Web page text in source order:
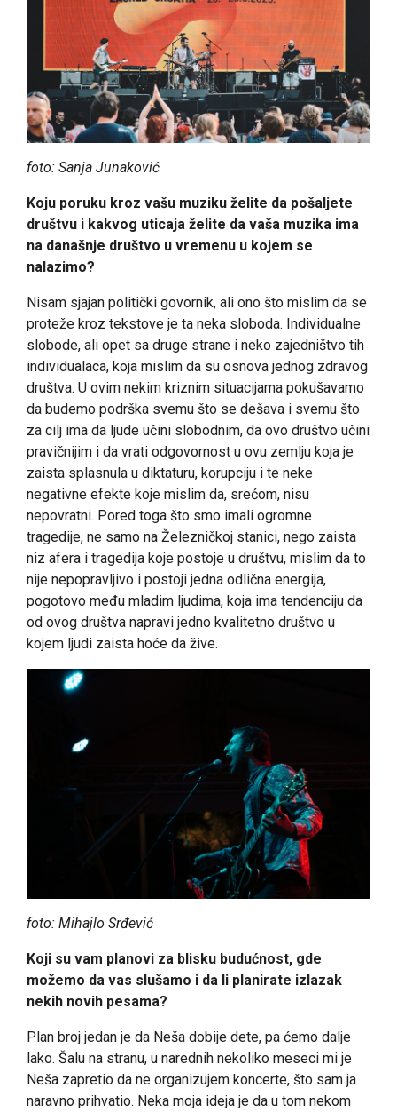
foto: Sanja Junaković
Koju poruku kroz vašu muziku želite da pošaljete
društvu i kakvog uticaja želite da vaša muzika ima
na današnje društvo u vremenu u kojem se
nalazimo?
Nisam sjajan politički govornik, ali ono što mislim da se
proteže kroz tekstove je ta neka sloboda. Individualne
slobode, ali opet sa druge strane i neko zajedništvo tih
individualaca, koja mislim da su osnova jednog zdravog
društva. U ovim nekim kriznim situacijama pokušavamo
da budemo podrška svemu što se dešava i svemu što
za cilj ima da ljude učini slobodnim, da ovo društvo učini
pravičnijim i da vrati odgovornost u ovu zemlju koja je
zaista splasnula u diktaturu, korupciju i te neke
negativne efekte koje mislim da, srećom, nisu
nepovratni. Pored toga što smo imali ogromne
tragedije, ne samo na Železničkoj stanici, nego zaista
niz afera i tragedija koje postoje u društvu, mislim da to
nije nepopravljivo i postoji jedna odlična energija,
pogotovo među mladim ljudima, koja ima tendenciju da
od ovog društva napravi jedno kvalitetno društvo u
kojem ljudi zaista hoće da žive.
foto: Mihajlo Srđević
Koji su vam planovi za blisku budućnost, gde
možemo da vas slušamo i da li planirate izlazak
nekih novih pesama?
Plan broj jedan je da Neša dobije dete, pa ćemo dalje
lako. Šalu na stranu, u narednih nekoliko meseci mi je
Neša zapretio da ne organizujem koncerte, što sam ja
naravno prihvatio. Neka moja ideja je da u tom nekom